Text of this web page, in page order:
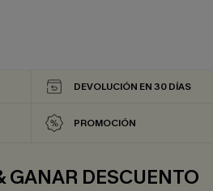
DEVOLUCIÓN EN 30 DÍAS
PROMOCIÓN
GANAR DESCUENTO